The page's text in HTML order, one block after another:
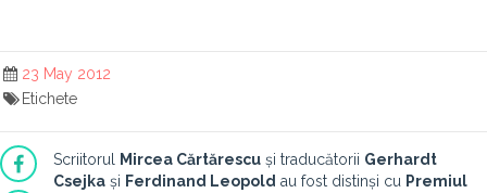
23 May 2012
Etichete
Scriitorul Mircea Cărtărescu și traducătorii Gerhardt
Csejka și Ferdinand Leopold au fost distinși cu Premiul